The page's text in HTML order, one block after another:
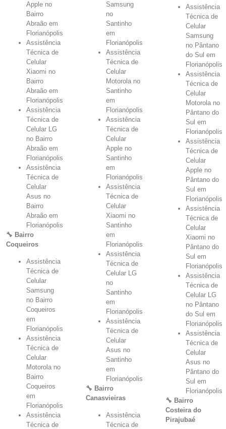
Apple no
Bairro
Abraão em
Florianópolis
Assistência
Técnica de
Celular
Xiaomi no
Bairro
Abraão em
Florianópolis
Assistência
Técnica de
Celular LG
no Bairro
Abraão em
Florianópolis
Assistência
Técnica de
Celular
Asus no
Bairro
Abraão em
Florianópolis
🔧 Bairro
Coqueiros
Assistência
Técnica de
Celular
Samsung
no Bairro
Coqueiros
em
Florianópolis
Assistência
Técnica de
Celular
Motorola no
Bairro
Coqueiros
em
Florianópolis
Assistência
Técnica de
Samsung
no
Santinho
em
Florianópolis
Assistência
Técnica de
Celular
Motorola no
Santinho
em
Florianópolis
Assistência
Técnica de
Celular
Apple no
Santinho
em
Florianópolis
Assistência
Técnica de
Celular
Xiaomi no
Santinho
em
Florianópolis
Assistência
Técnica de
Celular LG
no
Santinho
em
Florianópolis
Assistência
Técnica de
Celular
Asus no
Santinho
em
Florianópolis
🔧 Bairro
Canasvieiras
Assistência
Técnica de
Assistência
Técnica de
Celular
Samsung
no Pântano
do Sul em
Florianópolis
Assistência
Técnica de
Celular
Motorola no
Pântano do
Sul em
Florianópolis
Assistência
Técnica de
Celular
Apple no
Pântano do
Sul em
Florianópolis
Assistência
Técnica de
Celular
Xiaomi no
Pântano do
Sul em
Florianópolis
Assistência
Técnica de
Celular LG
no Pântano
do Sul em
Florianópolis
Assistência
Técnica de
Celular
Asus no
Pântano do
Sul em
Florianópolis
🔧 Bairro
Costeira do
Pirajubaé